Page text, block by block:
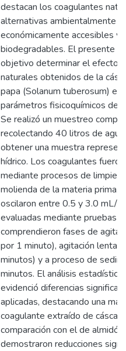
destacan los coagulantes
alternativas ambientalmente
económicamente accesibles y
biodegradables. El presente
objetivo determinar el efecto
naturales obtenidos de la
papa (Solanum tuberosum)
parámetros fisicoquímicos del
Se realizó un muestreo
recolectando 40 litros de
obtener una muestra
hídrico. Los coagulantes
mediante procesos de
molienda de la materia prima.
oscilaron entre 0.5 y 3.0 mL/
evaluadas mediante pruebas
comprendieron fases de
por 1 minuto), agitación lenta
minutos) y a proceso de
minutos. El análisis
evidenció diferencias
aplicadas, destacando una
coagulante extraído de
comparación con el de
demostraron reducciones